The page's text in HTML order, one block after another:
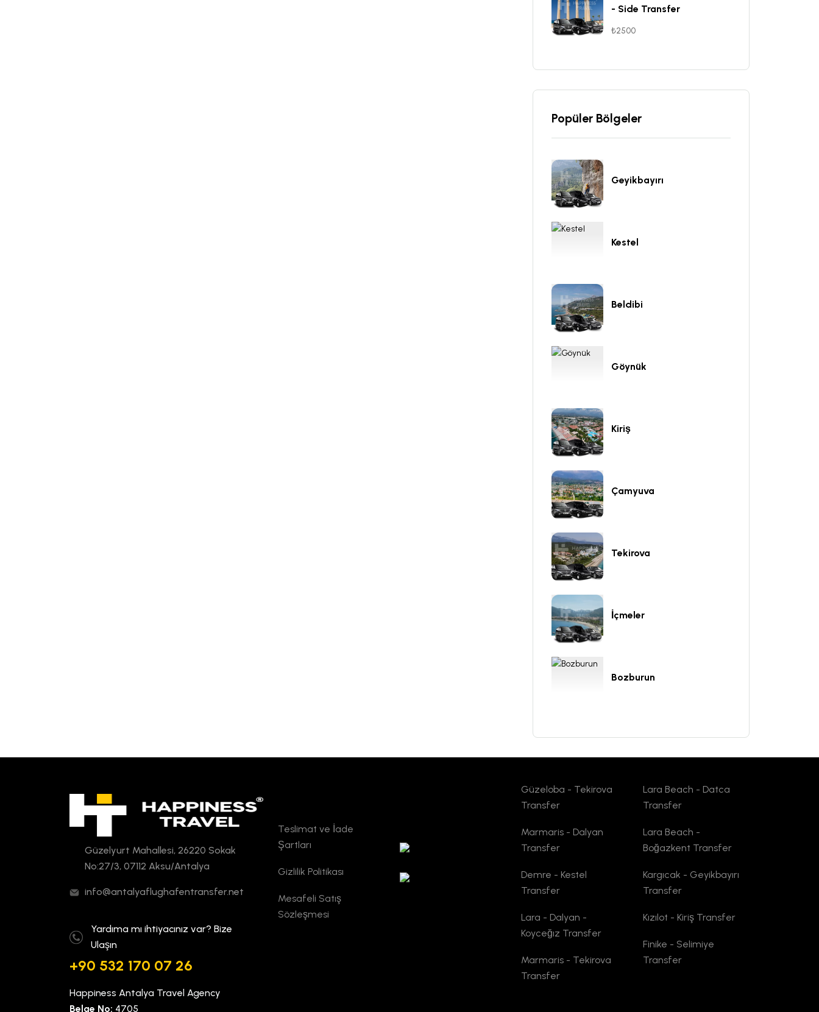
- Side Transfer
₺2500
Popüler Bölgeler
Geyikbayırı
Kestel
Beldibi
Göynük
Kiriş
Çamyuva
Tekirova
İçmeler
Bozburun
Güzelyurt Mahallesi, 26220 Sokak
No:27/3, 07112 Aksu/Antalya
info@antalyaflughafentransfer.net
Yardıma mı ihtiyacınız var? Bize
Ulaşın
+90 532 170 07 26
Happiness Antalya Travel Agency
Belge No: 4705
Teslimat ve İade
Şartları
Gizlilik Politikası
Mesafeli Satış
Sözleşmesi
Güzeloba - Tekirova
Transfer
Marmaris - Dalyan
Transfer
Demre - Kestel
Transfer
Lara - Dalyan -
Koyceğız Transfer
Marmaris - Tekirova
Transfer
Lara Beach - Datca
Transfer
Lara Beach -
Boğazkent Transfer
Kargıcak - Geyikbayırı
Transfer
Kızılot - Kiriş Transfer
Finike - Selimiye
Transfer